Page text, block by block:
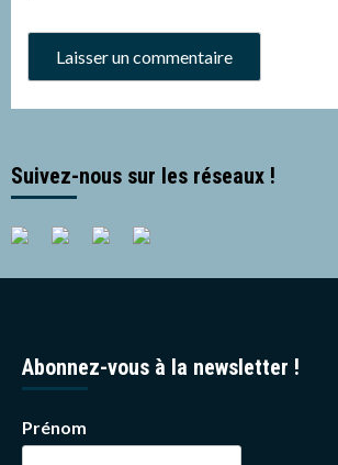
Suivez-nous sur les réseaux !
Abonnez-vous à la newsletter !
Prénom